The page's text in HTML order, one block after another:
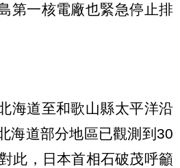
第一核電廠也緊急停止排
海道至和歌山縣太平洋沿
海道部分地區已觀測到30
此，日本首相石破茂呼籲